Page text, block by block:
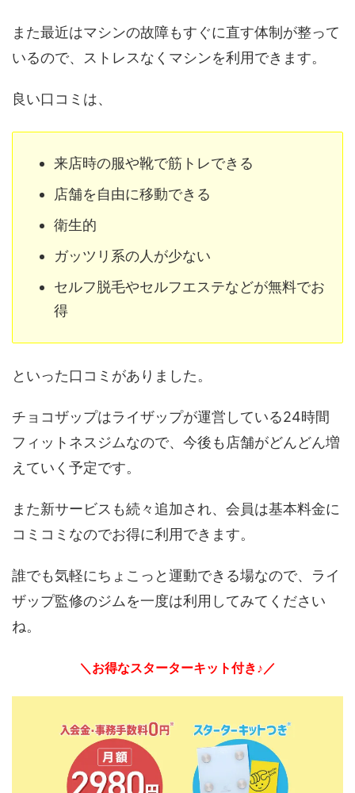
また最近はマシンの故障もすぐに直す体制が整って
いるので、ストレスなくマシンを利用できます。
良い口コミは、
来店時の服や靴で筋トレできる
店舗を自由に移動できる
衛生的
ガッツリ系の人が少ない
セルフ脱毛やセルフエステなどが無料でお
得
といった口コミがありました。
チョコザップはライザップが運営している24時間
フィットネスジムなので、今後も店舗がどんどん増
えていく予定です。
また新サービスも続々追加され、会員は基本料金に
コミコミなのでお得に利用できます。
誰でも気軽にちょこっと運動できる場なので、ライ
ザップ監修のジムを一度は利用してみてください
ね。
＼お得なスターターキット付き♪／